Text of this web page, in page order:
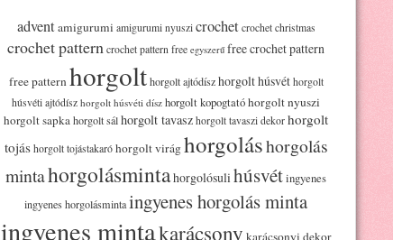
adventamigurumi amigurumi nyuszi crochet crochet christmas
crochet pattern crochet pattern free egyszerű free crochet pattern
free patternhorgolt horgolt ajtódísz horgolt húsvét horgolt
húsvéti ajtódísz horgolt húsvéti dísz horgolt kopogtatóhorgolt nyuszi
horgolt sapkahorgolt sálhorgolt tavasz horgolt tavaszi dekor horgolt
tojás horgolt tojástakaró horgolt virághorgoláshorgolás
mintahorgolásmintahorgolósulihúsvétingyenes
ingyenes horgolásmintaingyenes horgolás minta
ingyenes mintakarácsony karácsonyi dekor